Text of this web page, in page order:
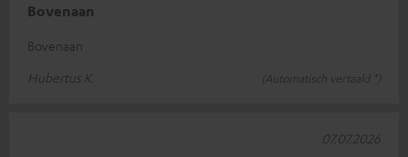
Bovenaan
Bovenaan
Hubertus K.
(Automatisch vertaald *)
07.07.2026